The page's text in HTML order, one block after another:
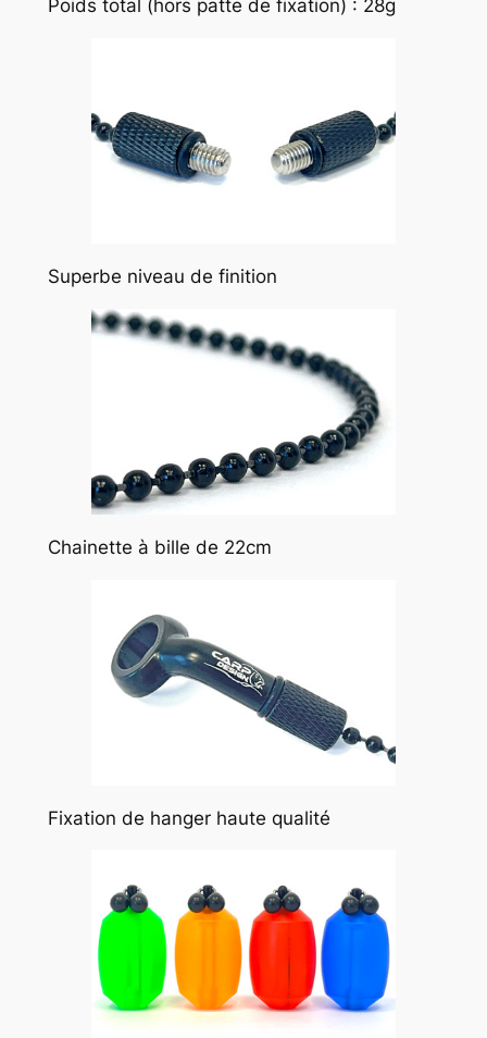
Poids total (hors patte de fixation) : 28g
Superbe niveau de finition
Chainette à bille de 22cm
Fixation de hanger haute qualité